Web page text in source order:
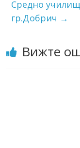
Средно
гр.Добрич →
Вижте